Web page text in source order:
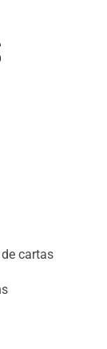
cartas